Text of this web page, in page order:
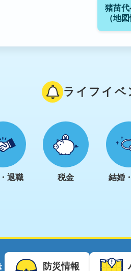
猪苗
（地
ライフイベ
退職 税金 結婚
防災情報